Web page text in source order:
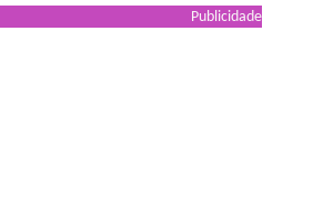
Publicidade